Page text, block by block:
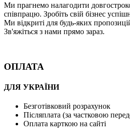
Ми прагнемо налагодити
співпрацю. Зробіть свій бізнес
Ми відкриті для будь-яких
Зв'яжіться з нами прямо зараз.
ОПЛАТА
ДЛЯ УКРАЇНИ
Безготівковий розрахунок
Післяплата (за частковою
Оплата карткою на сайті